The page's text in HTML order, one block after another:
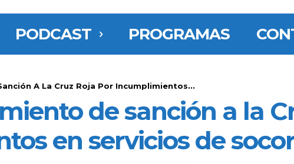
PODCAST PROGRAMAS
A La Cruz Roja Por Incumplimientos...
de sanción a la
en servicios de